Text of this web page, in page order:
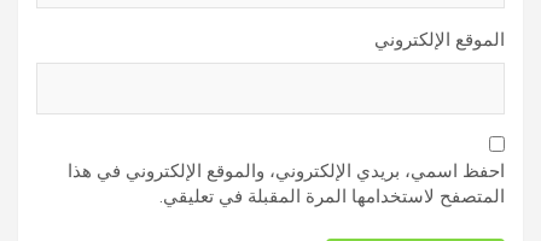
الموقع الإلكتروني
احفظ اسمي، بريدي الإلكتروني، والموقع الإلكتروني في هذا
المتصفح لاستخدامها المرة المقبلة في تعليقي.